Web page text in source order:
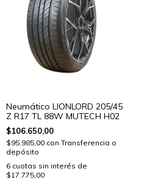
Neumático LIONLORD 205/45
Z R17 TL 88W MUTECH H02
$106.650,00
$95.985,00 con Transferencia o
depósito
6 cuotas sin interés de
$17.775,00